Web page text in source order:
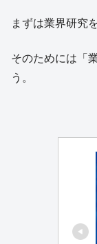
まずは業界研究
そのためには「
う。